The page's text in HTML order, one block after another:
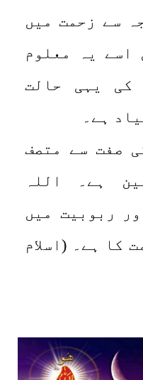
سے زحمت میں
اسے یہ معلوم
کی یہی حالت
ہے۔
صفت سے متصف
ہے۔ اللہ
ربوبیت میں
کا ہے۔ (اسلام